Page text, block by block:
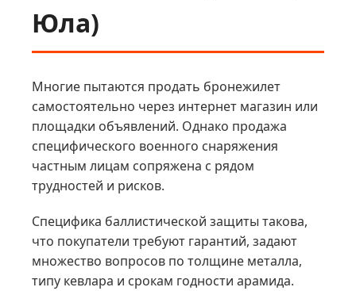
Юла)
Многие пытаются продать бронежилет
самостоятельно через интернет магазин или
площадки объявлений. Однако продажа
специфического военного снаряжения
частным лицам сопряжена с рядом
трудностей и рисков.
Специфика баллистической защиты такова,
что покупатели требуют гарантий, задают
множество вопросов по толщине металла,
типу кевлара и срокам годности арамида.